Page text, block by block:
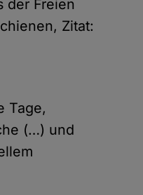
der Freien
Zitat:
Tage,
(…) und